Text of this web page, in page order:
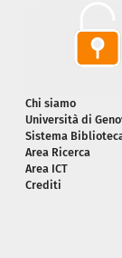
Piè di
Chi siamo
Università di
Sistema
Area Ricerca
Area ICT
Crediti